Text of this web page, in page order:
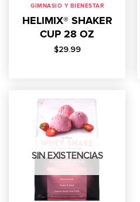
GIMNASIO Y BIENESTAR
HELIMIX® SHAKER
CUP 28 OZ
$29.99
SIN EXISTENCIAS